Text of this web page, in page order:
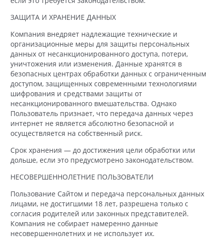
ЗАЩИТА И ХРАНЕНИЕ ДАННЫХ
Компания внедряет надлежащие технические и
организационные меры для защиты персональных
данных от несанкционированного доступа, потери,
уничтожения или изменения. Данные хранятся в
безопасных центрах обработки данных с ограниченным
доступом, защищенных современными технологиями
шифрования и средствами защиты от
несанкционированного вмешательства. Однако
Пользователь признает, что передача данных через
интернет не является абсолютно безопасной и
осуществляется на собственный риск.
Срок хранения — до достижения цели обработки или
дольше, если это предусмотрено законодательством.
НЕСОВЕРШЕННОЛЕТНИЕ ПОЛЬЗОВАТЕЛИ
Пользование Сайтом и передача персональных данных
лицами, не достигшими 18 лет, разрешена только с
согласия родителей или законных представителей.
Компания не собирает намеренно данные
несовершеннолетних и не использует их.